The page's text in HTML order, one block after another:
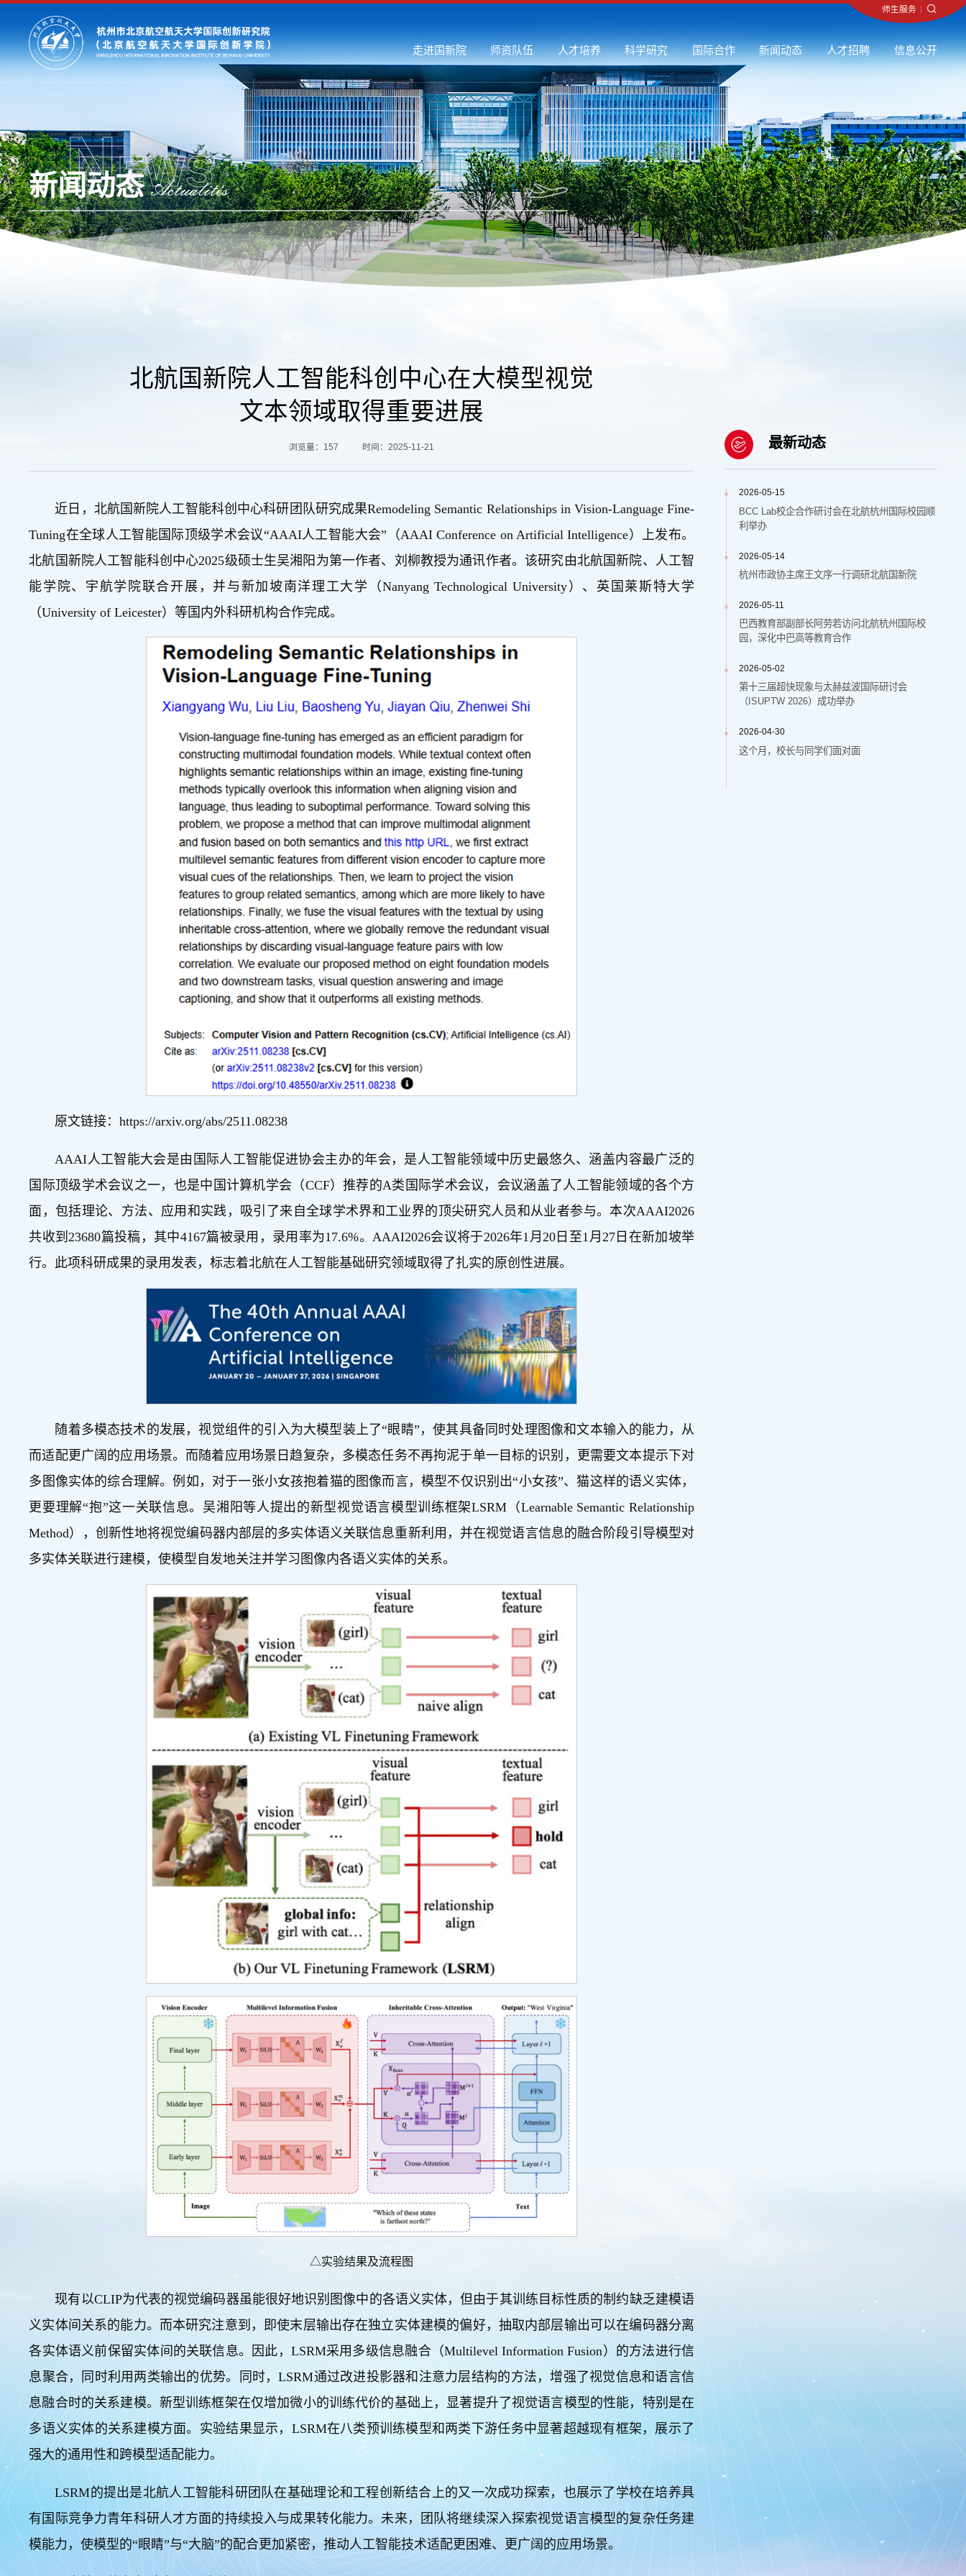
师生服务
师生服务
师生服务
师生服务
师生服务
师生服务
师生服务
师生服务
师生服务
师生服务
师生服务
师生服务
师生服务
师生服务
师生服务
师生服务
师生服务
师生服务
师生服务
师生服务
师生服务
师生服务
师生服务
师生服务
师生服务
师生服务
师生服务
师生服务
师生服务
师生服务
师生服务
师生服务
师生服务
师生服务
师生服务
师生服务
师生服务
师生服务
师生服务
师生服务
师生服务
师生服务
师生服务
师生服务
师生服务
师生服务
师生服务
师生服务
师生服务
师生服务
师生服务
师生服务
师生服务
师生服务
师生服务
师生服务
师生服务
师生服务
师生服务
师生服务
师生服务
师生服务
师生服务
师生服务
师生服务
师生服务
师生服务
师生服务
师生服务
师生服务
师生服务
师生服务
师生服务
师生服务
师生服务
师生服务